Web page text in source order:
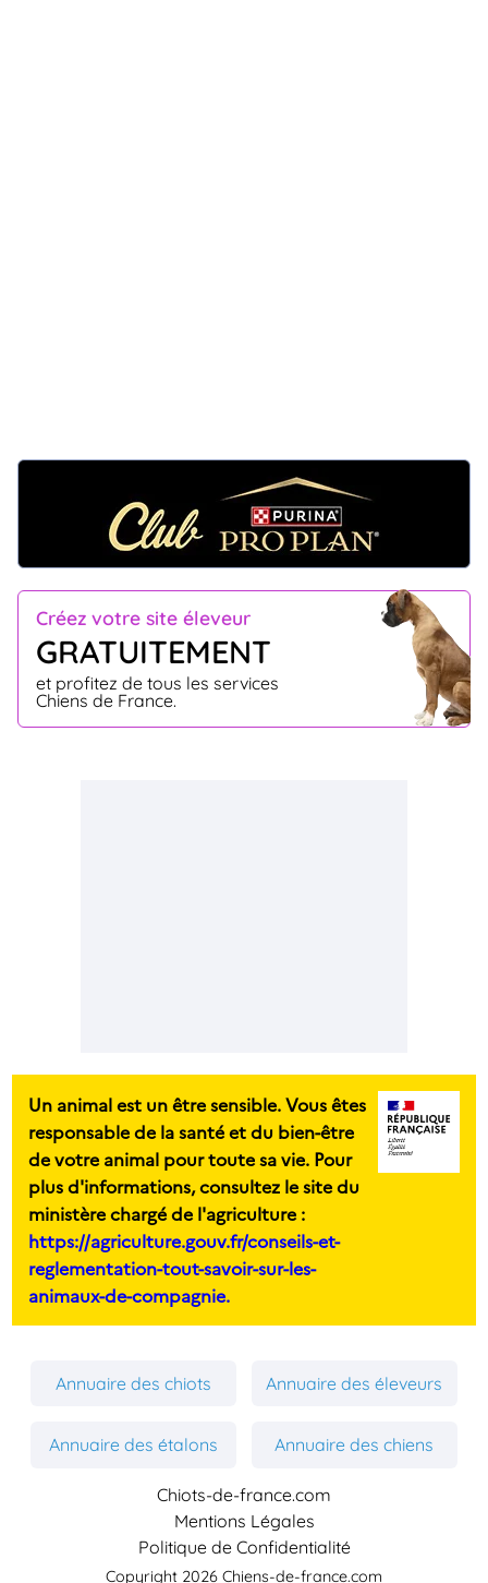
Créez votre site éleveur
GRATUITEMENT
et profitez de tous les services
Chiens de France.
Un animal est un être sensible. Vous êtes
responsable de la santé et du bien-être
de votre animal pour toute sa vie. Pour
plus d'informations, consultez le site du
ministère chargé de l'agriculture :
https://agriculture.gouv.fr/conseils-et-
reglementation-tout-savoir-sur-les-
animaux-de-compagnie.
Annuaire des chiots Annuaire des éleveurs
Annuaire des étalons Annuaire des chiens
Chiots-de-france.com
Mentions Légales
Politique de Confidentialité
Copyright 2026 Chiens-de-france.com